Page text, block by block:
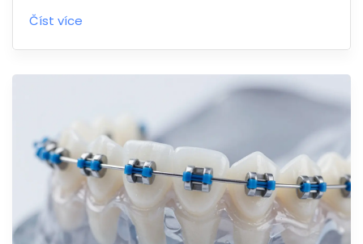
Číst více